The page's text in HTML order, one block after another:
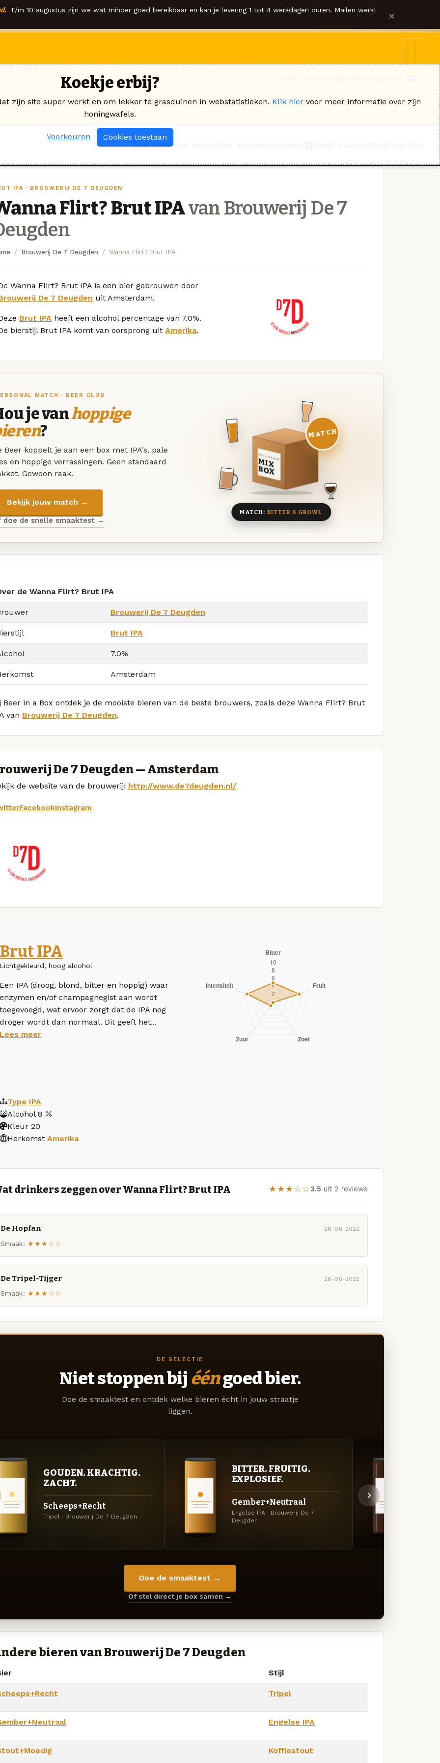
T/m 10 augustus zijn we wat minder goed bereikbaar en kan je levering 1 tot 4 werkdagen duren. Mailen werkt ×
Stel jouw box samen
IPA · BROUWERIJ DE 7 DEUGDEN
Flirt? Brut IPAvan Brouwerij De 7
Brouwerij De 7 Deugden Wanna Flirt? Brut IPA
Wanna Flirt? Brut IPA is een bier gebrouwen door
De 7 Deugden uit Amsterdam.
Brut IPA heeft een alcohol percentage van 7.0%.
bierstijl Brut IPA komt van oorsprong uit Amerika.
MATCH · BEER CLUB
je vanhoppige
?
Beer koppelt je aan een box met IPA's, pale
en hoppige verrassingen. Geen standaard
Gewoon raak.
Bekijk jouw match →
doe de snelle smaaktest →
DEZE MAAND
MIX
BOX
8 BIEREN
MATCH
MATCH: BITTER & GROWL
de Wanna Flirt? Brut IPA
Brouwerij De 7 Deugden
Brut IPA
7.0%
Amsterdam
Beer in a Box ontdek je de mooiste bieren van de beste brouwers, zoals deze Wanna Flirt? Brut
van Brouwerij De 7 Deugden.
De 7 Deugden — Amsterdam
de website van de brouwerij: http://www.de7deugden.nl/
FacebookInstagram
Brut IPA
Lichtgekleurd, hoog alcohol
Een IPA (droog, blond, bitter en hoppig) waar
enzymen en/of champagnegist aan wordt
toegevoegd, wat ervoor zorgt dat de IPA nog
droger wordt dan normaal. Dit geeft het...
Lees meer
Type IPA
Alcohol 8
Kleur 20
Herkomst Amerika
drinkers zeggen over Wanna Flirt? Brut IPA ★★★☆☆3.5 uit 2 reviews
De Hopfan 26-06-2022
Smaak: ★★★☆☆
De Tripel-Tijger 26-06-2022
Smaak: ★★★☆☆
DE SELECTIE
Niet stoppen bij ééngoed bier.
Doe de smaaktest en ontdek welke bieren écht in jouw straatje
liggen.
GOUDEN. KRACHTIG.
ZACHT.
Scheeps+Recht
Tripel · Brouwerij De 7 Deugden
BITTER. FRUITIG.
EXPLOSIEF.
Gember+Neutraal
Engelse IPA · Brouwerij De 7
Deugden
Doe de smaaktest →
Of stel direct je box samen →
bieren van Brouwerij De 7 Deugden
Stijl
Tripel
Engelse IPA
Koffiestout
Koekje erbij?
zijn site super werkt en om lekker te grasduinen in webstatistieken. Klik hier voor meer informatie over zijn
honingwafels.
Voorkeuren Cookies toestaan